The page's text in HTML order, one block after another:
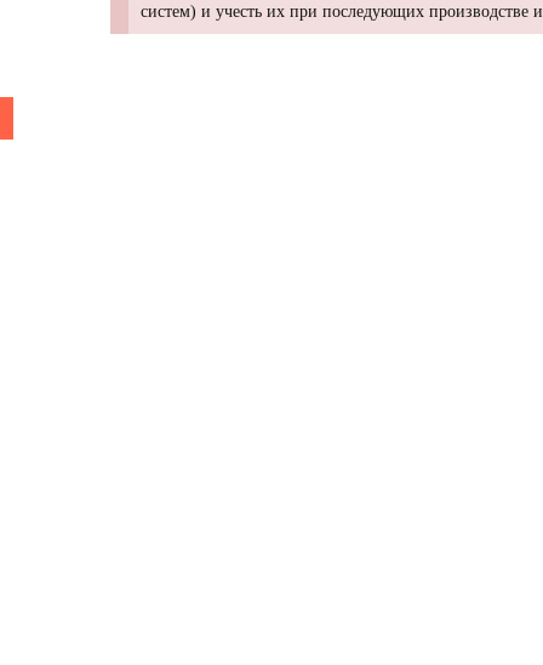
систем) и учесть их при последующих производстве